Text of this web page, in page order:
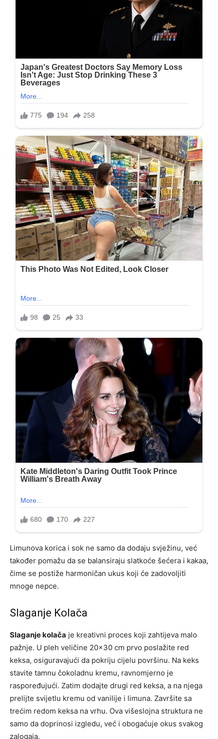
Limunova korica i sok ne samo da dodaju svježinu, već
također pomažu da se balansiraju slatkoće šećera i kakaa,
čime se postiže harmoničan ukus koji će zadovoljiti
mnoge nepce.
Slaganje Kolača
Slaganje kolača je kreativni proces koji zahtijeva malo
pažnje. U pleh veličine 20×30 cm prvo poslažite red
keksa, osiguravajući da pokriju cijelu površinu. Na keks
stavite tamnu čokoladnu kremu, ravnomjerno je
raspoređujući. Zatim dodajte drugi red keksa, a na njega
prelijte svijetlu kremu od vanilije i limuna. Završite sa
trećim redom keksa na vrhu. Ova višeslojna struktura ne
samo da doprinosi izgledu, već i obogaćuje okus svakog
zalogaja.